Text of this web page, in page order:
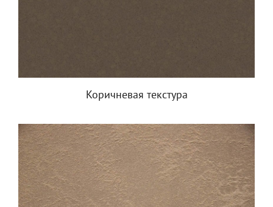
Коричневая текстура